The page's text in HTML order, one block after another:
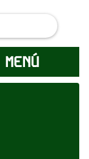
MENÚ